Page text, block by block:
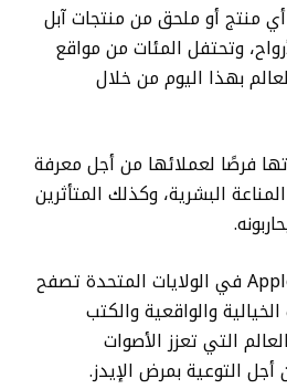
منتج أو ملحق من منتجات آبل
وتحتفل المئات من مواقع
بهذا اليوم من خلال
فرصًا لعملائها من أجل معرفة
البشرية، وكذلك المتأثرين
ويستطيع قراء Apple Books في الولايات المتحدة تصفح
والواقعية والكتب
التي تعزز الأصوات
التوعية بمرض الإيدز.